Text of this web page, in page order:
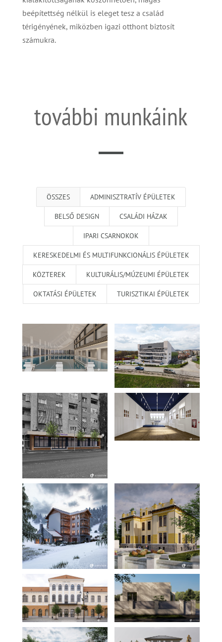
beépítettség nélkül is eleget tesz a család
térigényének, miközben igazi otthont biztosít
számukra.
további munkáink
ÖSSZES ADMINISZTRATÍV ÉPÜLETEK
BELSŐ DESIGN CSALÁDI HÁZAK
IPARI CSARNOKOK
KERESKEDELMI ÉS MULTIFUNKCIONÁLIS ÉPÜLETEK
KÖZTEREK KULTURÁLIS/MÚZEUMI ÉPÜLETEK
OKTATÁSI ÉPÜLETEK TURISZTIKAI ÉPÜLETEK